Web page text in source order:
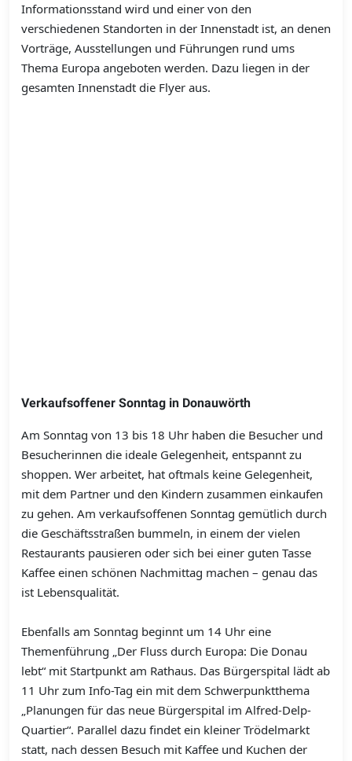
Informationsstand wird und einer von den
verschiedenen Standorten in der Innenstadt ist, an denen
Vorträge, Ausstellungen und Führungen rund ums
Thema Europa angeboten werden. Dazu liegen in der
gesamten Innenstadt die Flyer aus.
Verkaufsoffener Sonntag in Donauwörth
Am Sonntag von 13 bis 18 Uhr haben die Besucher und
Besucherinnen die ideale Gelegenheit, entspannt zu
shoppen. Wer arbeitet, hat oftmals keine Gelegenheit,
mit dem Partner und den Kindern zusammen einkaufen
zu gehen. Am verkaufsoffenen Sonntag gemütlich durch
die Geschäftsstraßen bummeln, in einem der vielen
Restaurants pausieren oder sich bei einer guten Tasse
Kaffee einen schönen Nachmittag machen – genau das
ist Lebensqualität.
Ebenfalls am Sonntag beginnt um 14 Uhr eine
Themenführung „Der Fluss durch Europa: Die Donau
lebt“ mit Startpunkt am Rathaus. Das Bürgerspital lädt ab
11 Uhr zum Info-Tag ein mit dem Schwerpunktthema
„Planungen für das neue Bürgerspital im Alfred-Delp-
Quartier“. Parallel dazu findet ein kleiner Trödelmarkt
statt, nach dessen Besuch mit Kaffee und Kuchen der